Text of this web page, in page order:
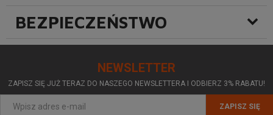
BEZPIECZEŃSTWO
NEWSLETTER
ZAPISZ SIĘ JUŻ TERAZ DO NASZEGO NEWSLETTERA I ODBIERZ 3% RABATU!
ZAPISZ SIĘ